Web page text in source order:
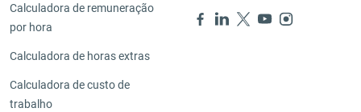
Calculadora de remuneração
por hora
Calculadora de horas extras
Calculadora de custo de
trabalho